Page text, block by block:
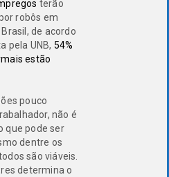
terão
robôs em
de acordo
pela UNB, 54%
estão
pouco
não é
que pode ser
dentre os
são viáveis.
determina o